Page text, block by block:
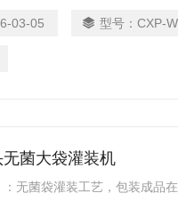
03-05 型号：CXP-
菌大袋灌装机
无菌袋灌装工艺，包装成品